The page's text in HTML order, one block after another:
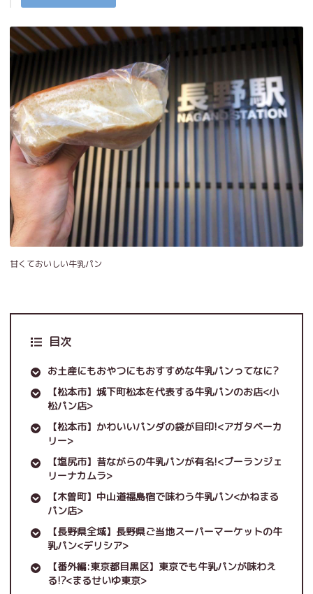
甘くておいしい牛乳パン
目次
お土産にもおやつにもおすすめな牛乳パンってなに?
【松本市】城下町松本を代表する牛乳パンのお店<小
松パン店>
【松本市】かわいいパンダの袋が目印!<アガタベーカ
リー>
【塩尻市】昔ながらの牛乳パンが有名!<ブーランジェ
リーナカムラ>
【木曽町】中山道福島宿で味わう牛乳パン<かねまる
パン店>
【長野県全域】長野県ご当地スーパーマーケットの牛
乳パン<デリシア>
【番外編:東京都目黒区】東京でも牛乳パンが味わえ
る!?<まるせいゆ東京>